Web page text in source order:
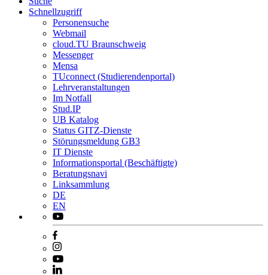
Schnellzugriff
Personensuche
Webmail
cloud.TU Braunschweig
Messenger
Mensa
TUconnect (Studierendenportal)
Lehrveranstaltungen
Im Notfall
Stud.IP
UB Katalog
Status GITZ-Dienste
Störungsmeldung GB3
IT Dienste
Informationsportal (Beschäftigte)
Beratungsnavi
Linksammlung
DE
EN